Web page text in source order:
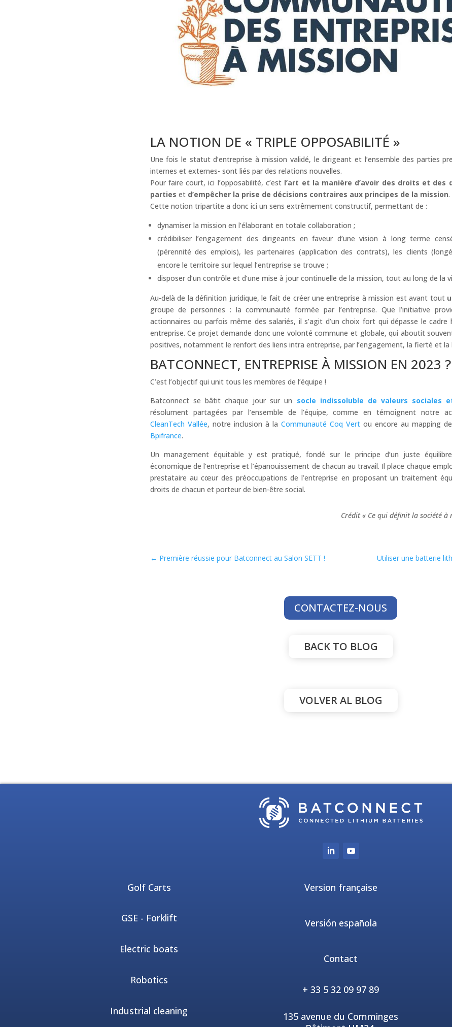
LA NOTION DE « TRIPLE OPPOSABILITÉ »
Une fois le statut d’entreprise à mission validé, le dirigeant et l’ensemble des parties
internes et externes- sont liés par des relations nouvelles.
Pour faire court, ici l’opposabilité, c’est l’art et la manière d’avoir des droits et des
parties et d’empêcher la prise de décisions contraires aux principes de la mission.
Cette notion tripartite a donc ici un sens extrêmement constructif, permettant de :
dynamiser la mission en l’élaborant en totale collaboration ;
crédibiliser l’engagement des dirigeants en faveur d’une vision à long terme
(pérennité des emplois), les partenaires (application des contrats), les clients
encore le territoire sur lequel l’entreprise se trouve ;
disposer d’un contrôle et d’une mise à jour continuelle de la mission, tout au long de la
Au-delà de la définition juridique, le fait de créer une entreprise à mission est avant tout
groupe de personnes : la communauté formée par l’entreprise. Que l’initiative
actionnaires ou parfois même des salariés, il s’agit d’un choix fort qui dépasse le cadre
entreprise. Ce projet demande donc une volonté commune et globale, qui aboutit
positives, notamment le renfort des liens intra entreprise, par l’engagement, la fierté et la
BATCONNECT, ENTREPRISE À MISSION EN 2023 ?
C’est l’objectif qui unit tous les membres de l’équipe !
Batconnect se bâtit chaque jour sur un socle indissoluble de valeurs sociales
résolument partagées par l’ensemble de l’équipe, comme en témoignent notre
CleanTech Vallée, notre inclusion à la Communauté Coq Vertou encore au mapping
Bpifrance.
Un management équitable y est pratiqué, fondé sur le principe d’un juste
économique de l’entreprise et l’épanouissement de chacun au travail. Il place chaque
prestataire au cœur des préoccupations de l’entreprise en proposant un traitement
droits de chacun et porteur de bien-être social.
Crédit « Ce qui définit la société à
← Première réussie pour Batconnect au Salon SETT ! Utiliser une batterie
CONTACTEZ-NOUS
BACK TO BLOG
VOLVER AL BLOG
Golf Carts
GSE - Forklift
Electric boats
Robotics
Industrial cleaning
Version française
Versión española
Contact
+ 33 5 32 09 97 89
135 avenue du Comminges